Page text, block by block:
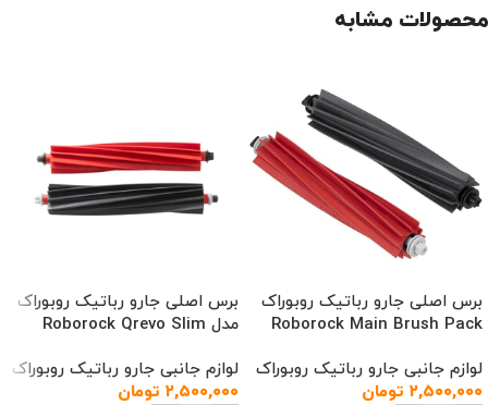
محصولات مشابه
برس اصلی جارو رباتیک روبوراک
Roborock Main Brush Pack
لوازم جانبی جارو رباتیک روبوراک
۲,۵۰۰,۰۰۰ تومان
برس اصلی جارو رباتیک روبوراک
مدل Roborock Qrevo Slim
لوازم جانبی جارو رباتیک روبوراک
۲,۵۰۰,۰۰۰ تومان